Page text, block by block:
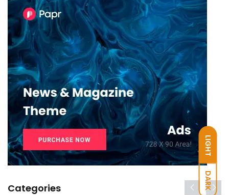
LIGHT
DARK
Categories